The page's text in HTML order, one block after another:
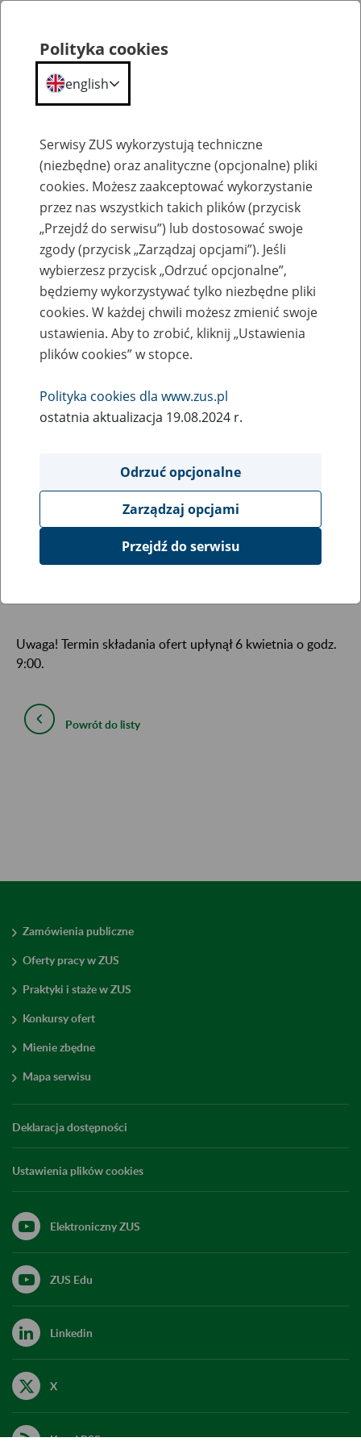
Komunikaty
Konkursy ofert na świadczenie usług
rehabilitacyjnych
26
March
2018
marca 2018 r. na stronie internetowej Zakładu pod
www.zus.pl
w zakładce „Konkursy ofert” zostało
ogłoszone postępowanie konkursowe na prowadzenie
rehabilitacji leczniczej. Materiały konkursowe, zawierające
m. in. szczegółowe informacje, zostaną zamieszczone na
Uwaga! Termin składania ofert upłynął 6 kwietnia o godz.
9:00.
Powrót do listy
Zamówienia publiczne
Oferty pracy w ZUS
Praktyki i staże w ZUS
Konkursy ofert
Mienie zbędne
Mapa serwisu
Deklaracja dostępności
Ustawienia plików cookies
Elektroniczny ZUS
ZUS Edu
Linkedin
X
Kanał RSS
Polityka cookies
english
Serwisy ZUS wykorzystują techniczne
(niezbędne) oraz analityczne (opcjonalne) pliki
cookies. Możesz zaakceptować wykorzystanie
przez nas wszystkich takich plików (przycisk
„Przejdź do serwisu”) lub dostosować swoje
zgody (przycisk „Zarządzaj opcjami”). Jeśli
wybierzesz przycisk „Odrzuć opcjonalne”,
będziemy wykorzystywać tylko niezbędne pliki
cookies. W każdej chwili możesz zmienić swoje
ustawienia. Aby to zrobić, kliknij „Ustawienia
plików cookies” w stopce.
Polityka cookies dla www.zus.pl
ostatnia aktualizacja 19.08.2024 r.
Odrzuć opcjonalne
Zarządzaj opcjami
Przejdź do serwisu